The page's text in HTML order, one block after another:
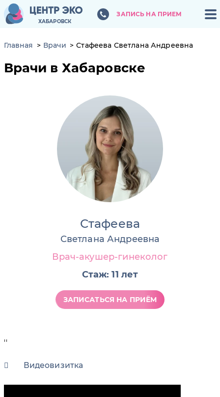
ХАБАРОВСК
ЗАПИСЬ НА ПРИЕМ
ХАБАРОВСК
ЗАПИСЬ НА ПРИЕМ
Главная Врачи Стафеева Светлана Андреевна
Врачи в Хабаровске
Стафеева
Светлана Андреевна
Врач-акушер-гинеколог
Стаж: 11 лет
ЗАПИСАТЬСЯ НА ПРИЁМ
''
Видеовизитка